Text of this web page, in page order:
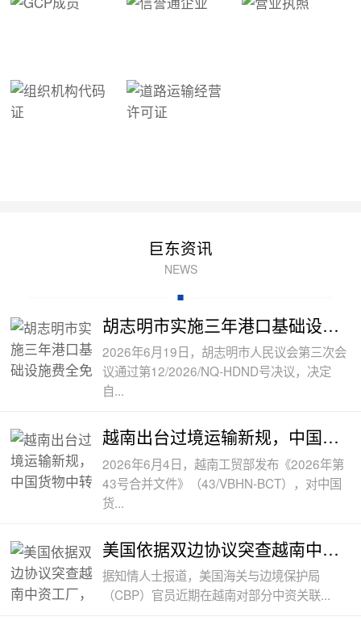
巨东资讯
NEWS
胡志明市实施三年港口基础设施费全免政
2026年6月19日，胡志明市人民议会第三次会
议通过第12/2026/NQ-HDND号决议，决定
自...
越南出台过境运输新规，中国货物中转通
2026年6月4日，越南工贸部发布《2026年第
43号合并文件》（43/VBHN-BCT），对中国
货...
美国依据双边协议突查越南中资工厂，三
据知情人士报道，美国海关与边境保护局
（CBP）官员近期在越南对部分中资关联...